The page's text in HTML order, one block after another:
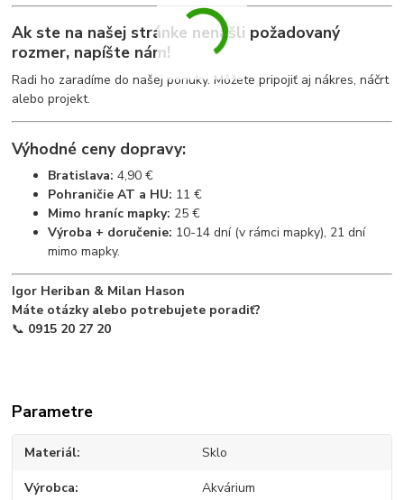
Ak ste na našej stránke nenašli požadovaný
rozmer, napíšte nám!
Radi ho zaradíme do našej ponuky. Môžete pripojiť aj nákres, náčrt
alebo projekt.
Výhodné ceny dopravy:
Bratislava: 4,90 €
Pohraničie AT a HU: 11 €
Mimo hraníc mapky: 25 €
Výroba + doručenie: 10-14 dní (v rámci mapky), 21 dní
mimo mapky.
Igor Heriban & Milan Hason
Máte otázky alebo potrebujete poradiť?
📞 0915 20 27 20
Parametre
Materiál Sklo
Výrobca Akvárium